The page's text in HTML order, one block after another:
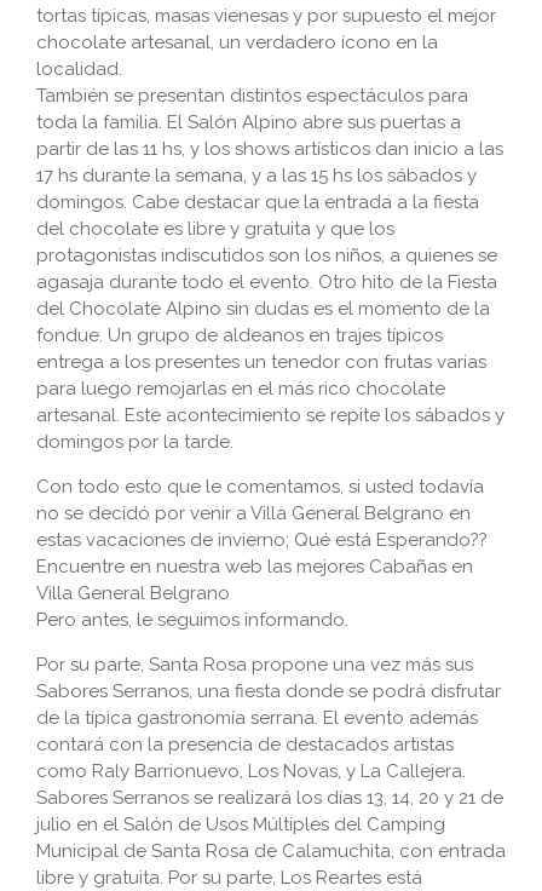
tortas típicas, masas vienesas y por supuesto el mejor
chocolate artesanal, un verdadero ícono en la
localidad.
También se presentan distintos espectáculos para
toda la familia. El Salón Alpino abre sus puertas a
partir de las 11 hs, y los shows artísticos dan inicio a las
17 hs durante la semana, y a las 15 hs los sábados y
domingos. Cabe destacar que la entrada a la fiesta
del chocolate es libre y gratuita y que los
protagonistas indiscutidos son los niños, a quienes se
agasaja durante todo el evento. Otro hito de la Fiesta
del Chocolate Alpino sin dudas es el momento de la
fondue. Un grupo de aldeanos en trajes típicos
entrega a los presentes un tenedor con frutas varias
para luego remojarlas en el más rico chocolate
artesanal. Este acontecimiento se repite los sábados y
domingos por la tarde.
Con todo esto que le comentamos, si usted todavía
no se decidó por venir a Villa General Belgrano en
estas vacaciones de invierno; Qué está Esperando??
Encuentre en nuestra web las mejores Cabañas en
Villa General Belgrano
Pero antes, le seguimos informando.
Por su parte, Santa Rosa propone una vez más sus
Sabores Serranos, una fiesta donde se podrá disfrutar
de la típica gastronomía serrana. El evento además
contará con la presencia de destacados artistas
como Raly Barrionuevo, Los Novas, y La Callejera.
Sabores Serranos se realizará los días 13, 14, 20 y 21 de
julio en el Salón de Usos Múltiples del Camping
Municipal de Santa Rosa de Calamuchita, con entrada
libre y gratuita. Por su parte, Los Reartes está